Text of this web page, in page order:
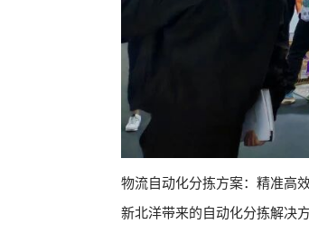
物流自动化分拣方案：精准高
新北洋带来的自动化分拣解决